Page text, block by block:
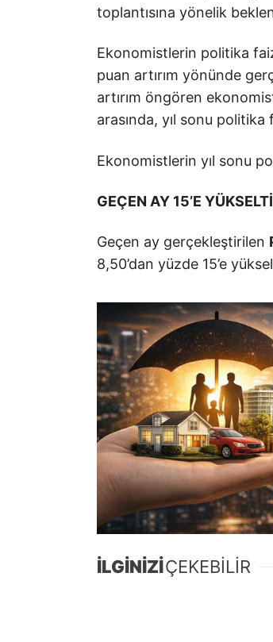
toplantısına yönelik
Ekonomistlerin politika
puan artırım yönünde
artırım öngören
arasında, yıl sonu
Ekonomistlerin yıl sonu
GEÇEN AY 15’E
Geçen ay gerçekleştirilen
8,50’dan yüzde 15’e
İLGİNİZİÇEKEBİLİR